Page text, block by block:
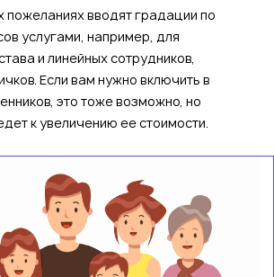
пожеланиях вводят градации по
услугами, например, для
и линейных сотрудников,
Если вам нужно включить в
это тоже возможно, но
к увеличению ее стоимости.